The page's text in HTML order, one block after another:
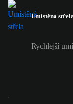
Umístěná střela
Rychlejší